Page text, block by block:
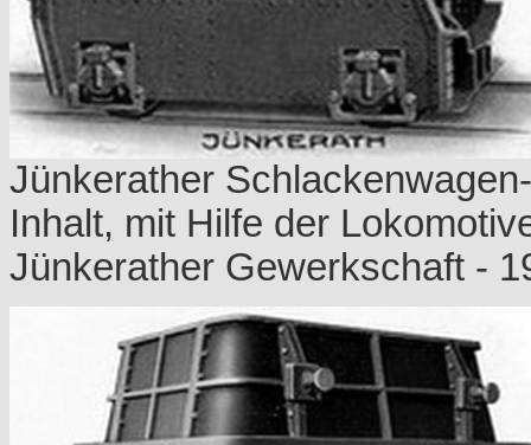
Jünkerather
Inhalt, mit Hilfe der
Jünkerather Gewerkschaft -